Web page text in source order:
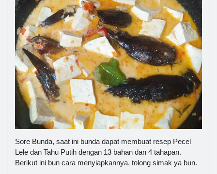
Sore Bunda, saat ini bunda dapat membuat resep Pecel
Lele dan Tahu Putih dengan 13 bahan dan 4 tahapan.
Berikut ini bun cara menyiapkannya, tolong simak ya bun.